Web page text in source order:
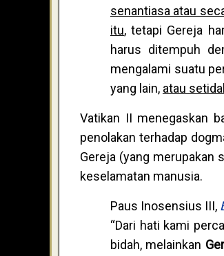
senantiasa atau
itu, tetapi Gereja
harus ditempuh
mengalami suatu
yang lain, atau
Vatikan II menegaskan
penolakan terhadap
Gereja (yang merupakan
keselamatan manusia.
Paus Inosensius III,
“Dari hati kami
bidah, melainkan